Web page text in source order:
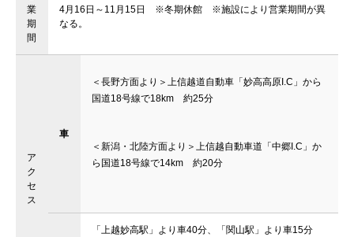
業
期
間
4月16日～11月15日 ※冬期休館 ※施設により営業期間が異
なる。
ア
ク
セ
ス
車
＜長野方面より＞上信越道自動車「妙高高原I.C」から
国道18号線で18km 約25分
＜新潟・北陸方面より＞上信越自動車道「中郷I.C」か
ら国道18号線で14km 約20分
「上越妙高駅」より車40分、「関山駅」より車15分